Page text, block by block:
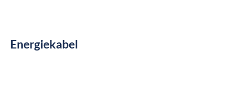
Energiekabel